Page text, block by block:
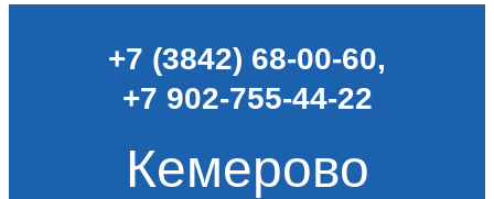
+7 (3842) 68-00-60,
+7 902-755-44-22
Кемерово